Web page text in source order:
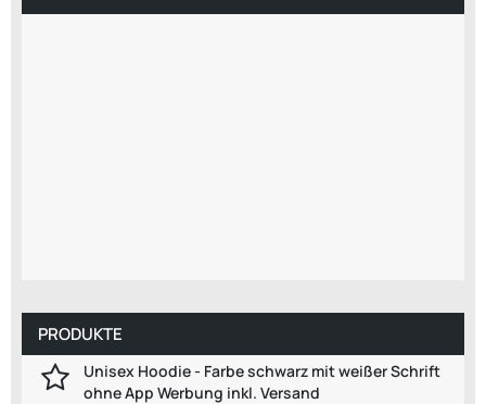
PRODUKTE
Unisex Hoodie - Farbe schwarz mit weißer Schrift
ohne App Werbung inkl. Versand